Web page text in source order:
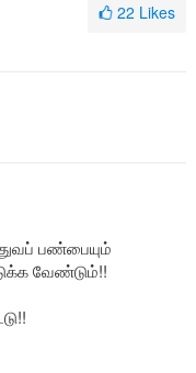
22 Likes
பண்பையும்
வேண்டும்!!